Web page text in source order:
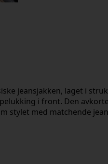
jeansjakken, laget i
i front. Den
stylet med matchende